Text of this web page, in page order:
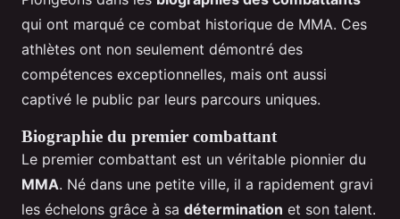
qui ont marqué ce combat historique de MMA. Ces
athlètes ont non seulement démontré des
compétences exceptionnelles, mais ont aussi
captivé le public par leurs parcours uniques.
Biographie du premier combattant
Le premier combattant est un véritable pionnier du
MMA. Né dans une petite ville, il a rapidement gravi
les échelons grâce à sa détermination et son talent.